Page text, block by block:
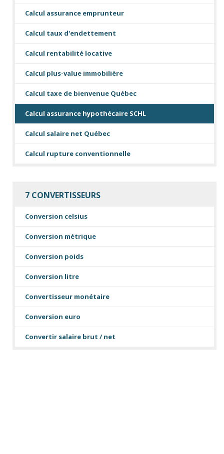
Calcul assurance emprunteur
Calcul taux d'endettement
Calcul rentabilité locative
Calcul plus-value immobilière
Calcul taxe de bienvenue Québec
Calcul assurance hypothécaire SCHL
Calcul salaire net Québec
Calcul rupture conventionnelle
7 CONVERTISSEURS
Conversion celsius
Conversion métrique
Conversion poids
Conversion litre
Convertisseur monétaire
Conversion euro
Convertir salaire brut / net